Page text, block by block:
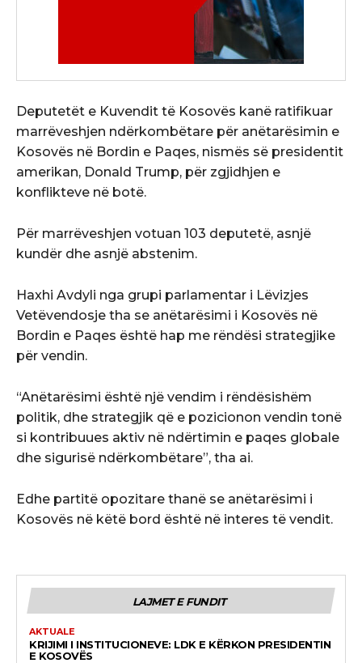
Deputetët e Kuvendit të Kosovës kanë ratifikuar
marrëveshjen ndërkombëtare për anëtarësimin e
Kosovës në Bordin e Paqes, nismës së presidentit
amerikan, Donald Trump, për zgjidhjen e
konflikteve në botë.
Për marrëveshjen votuan 103 deputetë, asnjë
kundër dhe asnjë abstenim.
Haxhi Avdyli nga grupi parlamentar i Lëvizjes
Vetëvendosje tha se anëtarësimi i Kosovës në
Bordin e Paqes është hap me rëndësi strategjike
për vendin.
“Anëtarësimi është një vendim i rëndësishëm
politik, dhe strategjik që e pozicionon vendin tonë
si kontribuues aktiv në ndërtimin e paqes globale
dhe sigurisë ndërkombëtare”, tha ai.
Edhe partitë opozitare thanë se anëtarësimi i
Kosovës në këtë bord është në interes të vendit.
LAJMET E FUNDIT
AKTUALE
KRIJIMI I INSTITUCIONEVE: LDK E KËRKON PRESIDENTIN
E KOSOVËS